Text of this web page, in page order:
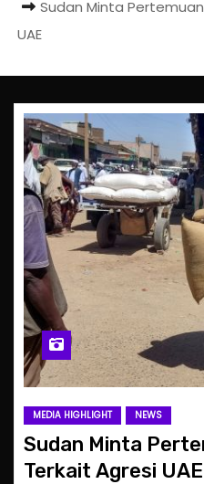
Sudan Minta
UAE
MEDIA HIGHLIGHT NEWS
Sudan Minta
Terkait Agresi UAE